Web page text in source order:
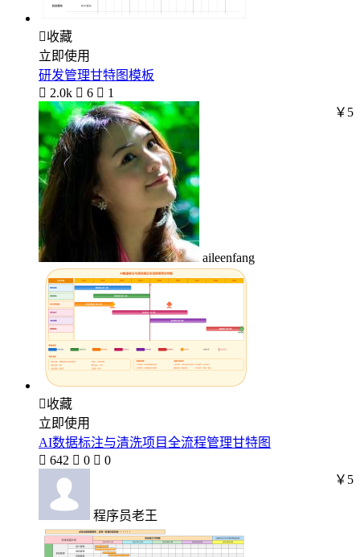
收藏
立即使用
研发管理甘特图模板
 2.0k  6  1
aileenfang
￥5
收藏
立即使用
AI数据标注与清洗项目全流程管理甘特图
 642  0  0
程序员老王
￥5